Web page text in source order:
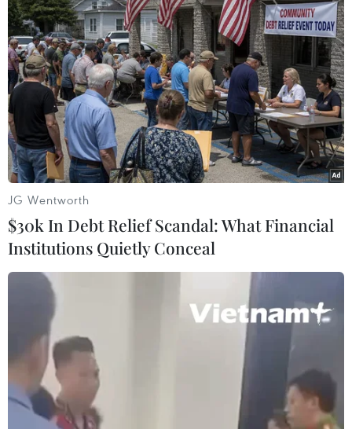
TIN LIÊN QUAN
Các Tiểu Vương quốc Arab Thống nhất mở
lại Đại sứ quán tại Liban
13/01/2025 13:05
JG Wentworth
$30k In Debt Relief Scandal: What Financial
Institutions Quietly Conceal